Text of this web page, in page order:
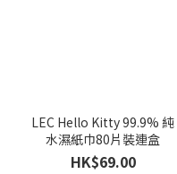
LEC Hello Kitty 99.9% 純
水濕紙巾80片裝連盒
HK$69.00